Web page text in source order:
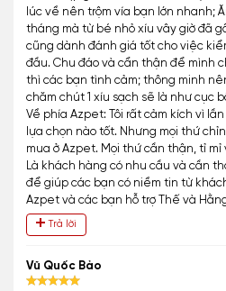
lúc về nên trộm vía bạn lớn nhanh;
tháng mà từ bé nhỏ xíu vây giờ đã
cũng dành đánh giá tốt cho việc
đầu. Chu đáo và cẩn thận để mình
thì các bạn tình cảm; thông minh
chăm chút 1 xíu sạch sẽ là như cục
Về phía Azpet: Tôi rất cảm kích vì
lựa chọn nào tốt. Nhưng mọi thứ
mua ở Azpet. Mọi thứ cần thận, tỉ
Là khách hàng có nhu cầu và cần
để giúp các bạn có niềm tin từ
Azpet và các bạn hỗ trợ Thế và
Trả lời
Vũ Quốc Bảo